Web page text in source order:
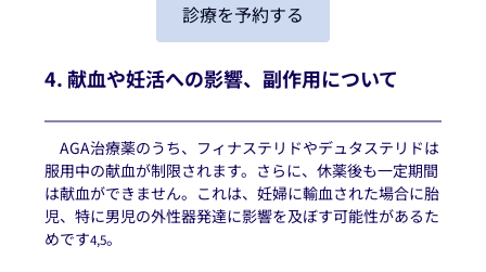
診療を予約する
4. 献血や妊活への影響、副作用について
AGA治療薬のうち、フィナステリドやデュタステリドは
服用中の献血が制限されます。さらに、休薬後も一定期間
は献血ができません。これは、妊婦に輸血された場合に胎
児、特に男児の外性器発達に影響を及ぼす可能性があるた
めです4,5。